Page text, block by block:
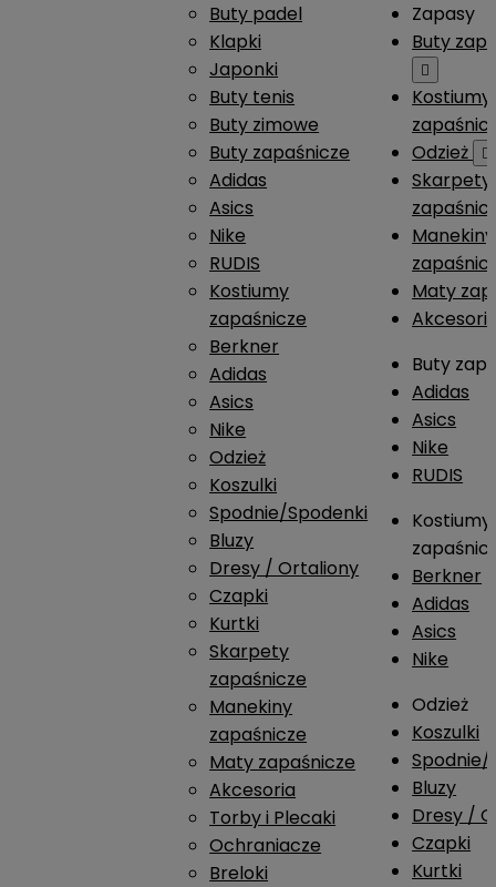
Buty padel
Klapki
Japonki
Buty tenis
Buty zimowe
Buty zapaśnicze
Adidas
Asics
Nike
RUDIS
Kostiumy
zapaśnicze
Berkner
Adidas
Asics
Nike
Odzież
Koszulki
Spodnie/Spodenki
Bluzy
Dresy / Ortaliony
Czapki
Kurtki
Skarpety
zapaśnicze
Manekiny
zapaśnicze
Maty zapaśnicze
Akcesoria
Torby i Plecaki
Ochraniacze
Breloki
Zapasy
Buty

Kostiumy
Odzież

Skarpety
Manekiny
Maty
Buty
Adidas
Asics
Nike
RUDIS
Kostiumy
Berkner
Adidas
Asics
Nike
Odzież
Koszulki
Spodnie/
Bluzy
Dresy /
Czapki
Kurtki